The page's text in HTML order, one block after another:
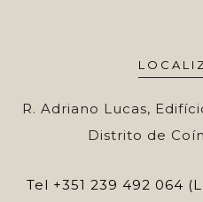
R. Adriano Lucas,
Distrito de
Tel +351 239 492 064